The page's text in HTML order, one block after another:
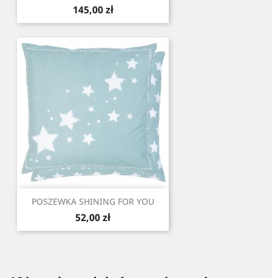
Cena
145,00 zł
POSZEWKA SHINING FOR YOU
Cena
52,00 zł